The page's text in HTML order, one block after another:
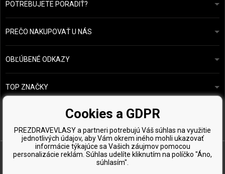
POTREBUJETE PORADIŤ?info@prozdravevlasy.cz
Odpovieme do 24 hodín.
PREČO NAKUPOVAŤ U NÁS
Obchodní podmínky
Ochrana osobních údajů
Přehled plateb a dopravy
OBĽÚBENÉ ODKAZY
Náš příběh
Vzorky zdarma
TOP ZNAČKY
Kérastase
Wella Professionals
Zenz Organic
Cookies a GDPR
PREZDRAVEVLASY a partneri potrebujú Váš súhlas na využitie
jednotlivých údajov, aby Vám okrem iného mohli ukazovať
informácie týkajúce sa Vašich záujmov pomocou
personalizácie reklám. Súhlas udelíte kliknutím na políčko "Áno,
súhlasím".